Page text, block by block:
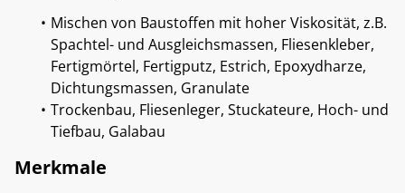
Mischen von Baustoffen mit hoher Viskosität, z.B.
Spachtel- und Ausgleichsmassen, Fliesenkleber,
Fertigmörtel, Fertigputz, Estrich, Epoxydharze,
Dichtungsmassen, Granulate
Trockenbau, Fliesenleger, Stuckateure, Hoch- und
Tiefbau, Galabau
Merkmale